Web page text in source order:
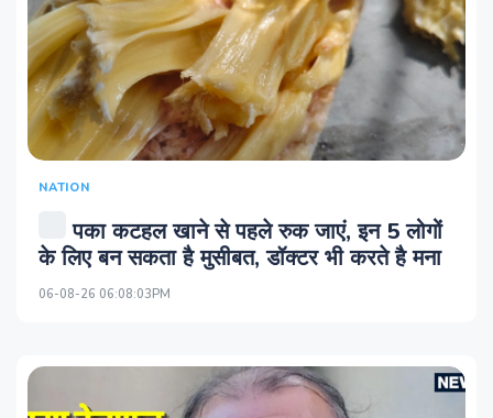
NATION
पका कटहल खाने से पहले रुक जाएं, इन 5 लोगों
के लिए बन सकता है मुसीबत, डॉक्टर भी करते है मना
06-08-26 06:08:03PM